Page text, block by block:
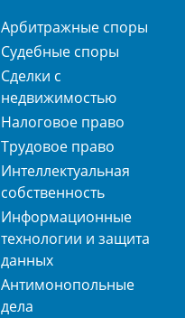
Арбитражные споры
Судебные споры
Сделки с
недвижимостью
Налоговое право
Трудовое право
Интеллектуальная
собственность
Информационные
технологии и защита
данных
Антимонопольные
дела